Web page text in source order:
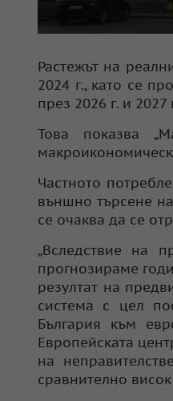
Растежът на
2024 г., като се
през 2026 г. и 2027
Това показва
Частното
външно търсене
се очаква да се
„Вследствие на
прогнозираме
резултат на
система с цел
България към
Европейската
на
сравнително